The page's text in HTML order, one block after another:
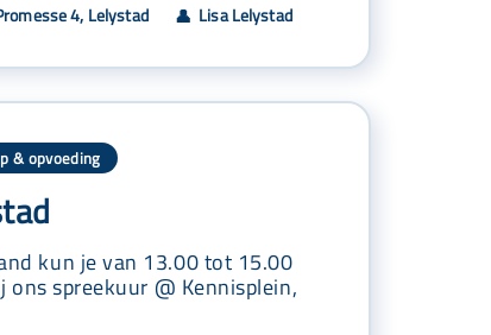
4, Lelystad 👤 Lisa Lelystad
& opvoeding
kun je van 13.00 tot 15.00
spreekuur @ Kennisplein,